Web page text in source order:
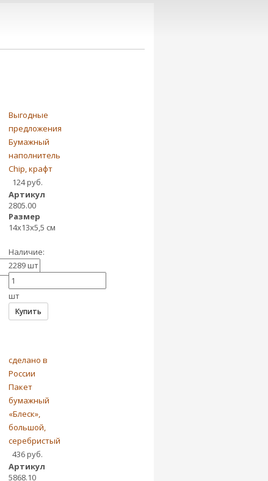
Выгодные
предложения
Бумажный
наполнитель
Chip, крафт
124 руб.
Артикул
2805.00
Размер
14х13х5,5 см
Наличие:
2289 шт
шт
Купить
сделано в
России
Пакет
бумажный
«Блеск»,
большой,
серебристый
436 руб.
Артикул
5868.10